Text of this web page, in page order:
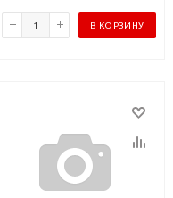
В КОРЗИНУ